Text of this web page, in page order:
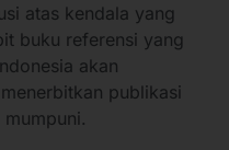
atas kendala yang
buku referensi yang
akan
publikasi